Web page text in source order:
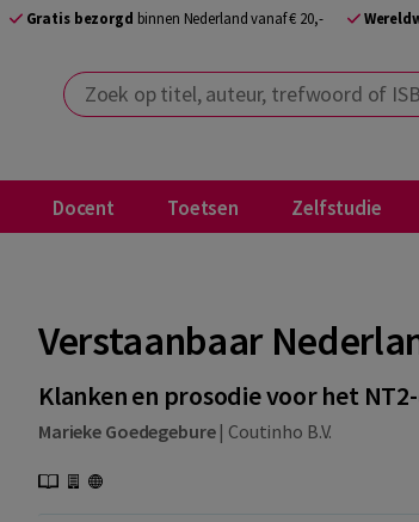
Gratis bezorgd binnen Nederland vanaf € 20,-
Zoek op titel, auteur, trefwoord of ISBN
Docent Toetsen Zelfstudie
Verstaanbaar
Klanken en prosodie voor het
Marieke Goedegebure| Coutinho B.V.